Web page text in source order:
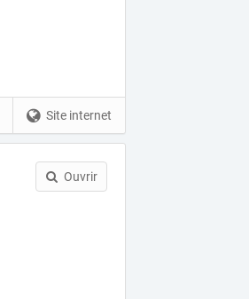
Site internet
Ouvrir